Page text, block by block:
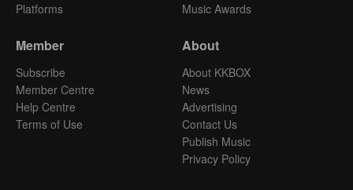
Platforms
Music Awards
Member
Subscribe
Member Centre
Help Centre
Terms of Use
About
About KKBOX
News
Advertising
Contact Us
Publish Music
Privacy Policy